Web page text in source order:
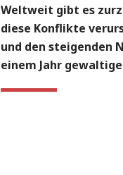
Weltweit gibt es
diese Konflikte
und den steigenden
einem Jahr